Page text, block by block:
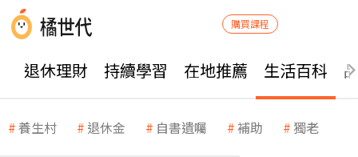
購買課程
退休理財 持續學習 在地推薦 生活百科
養生村 退休金 自書遺囑 補助 獨老